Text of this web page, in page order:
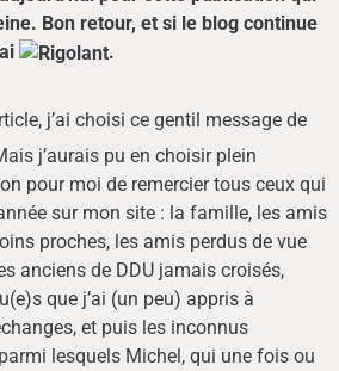
Bon retour, et si le blog continue
.
j’ai choisi ce gentil message de
j’aurais pu en choisir plein
pour moi de remercier tous ceux qui
sur mon site : la famille, les amis
proches, les amis perdus de vue
anciens de DDU jamais croisés,
que j’ai (un peu) appris à
et puis les inconnus
lesquels Michel, qui une fois ou